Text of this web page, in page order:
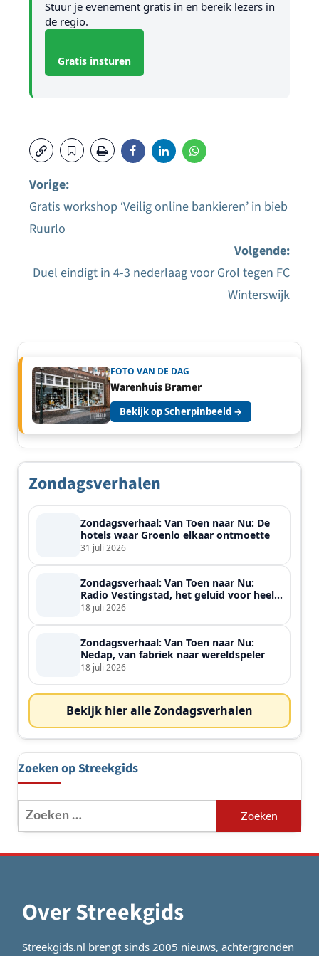
Stuur je evenement gratis in en bereik lezers in
de regio.
Gratis insturen
Bericht
Vorige:
Gratis workshop ‘Veilig online bankieren’ in bieb
Ruurlo
Volgende:
Duel eindigt in 4-3 nederlaag voor Grol tegen FC
Winterswijk
FOTO VAN DE DAG
Warenhuis Bramer
Bekijk op Scherpinbeeld →
Zondagsverhalen
Zondagsverhaal: Van Toen naar Nu: De
hotels waar Groenlo elkaar ontmoette
31 juli 2026
Zondagsverhaal: Van Toen naar Nu:
Radio Vestingstad, het geluid voor heel
de streek
18 juli 2026
Zondagsverhaal: Van Toen naar Nu:
Nedap, van fabriek naar wereldspeler
18 juli 2026
Bekijk hier alle Zondagsverhalen
Zoeken op Streekgids
Zoeken
naar:
Over Streekgids
Streekgids.nl brengt sinds 2005 nieuws, achtergronden